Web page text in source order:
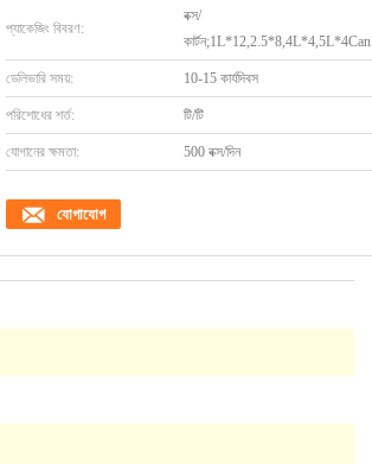
প্যাকেজিং বিবরণ:
বক্স/
কার্টন;1L*12,2.5*8,4L*4,5L*4Can
ডেলিভারি সময়: 10-15 কার্যদিবস
পরিশোধের শর্ত: টি/টি
যোগানের ক্ষমতা: 500 বক্স/দিন
যোগাযোগ